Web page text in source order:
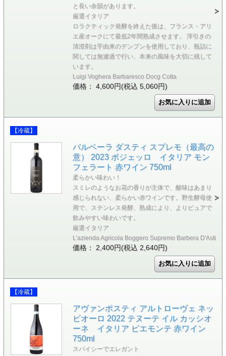
と長い余韻があります。
厳選イタリア
ロラクティック発酵を終えた後は、フランス・アリ
エ産オークにて最低2年間熟成させます。 滓引きの
清澄剤は芋由来のデンプンを使用しており、瓶詰に
関しては無濾過で行い、本来の風味を大切に残して
います。
Luigi Voghera Barbaresco Docg Cotta
価格： 4,600円(税込 5,060円)
【冷蔵】
バルベーラ ダスティ スプレモ（最高の
意） 2023 ボジェッロ イタリア モン
フェラート 赤ワイン 750ml
柔らかい味わい！
スミレのようなお花の香りが主体で、酸味はあまり
感じられない、柔らかい赤ワインです。野生酵母使
用で、ステンレス発酵、熟成により、よりピュアで
飲みやすい味わいです。
厳選イタリア
L’azienda Agricola Boggero Supremo Barbera D'Asti
価格： 2,400円(税込 2,640円)
【冷蔵】
アヴァンポスティ アルトローヴェ ネッ
ビオーロ 2022 テヌーテ イル カッシオ
ーネ イタリア ピエモンテ 赤ワイン
750ml
スパイシーでエレガント